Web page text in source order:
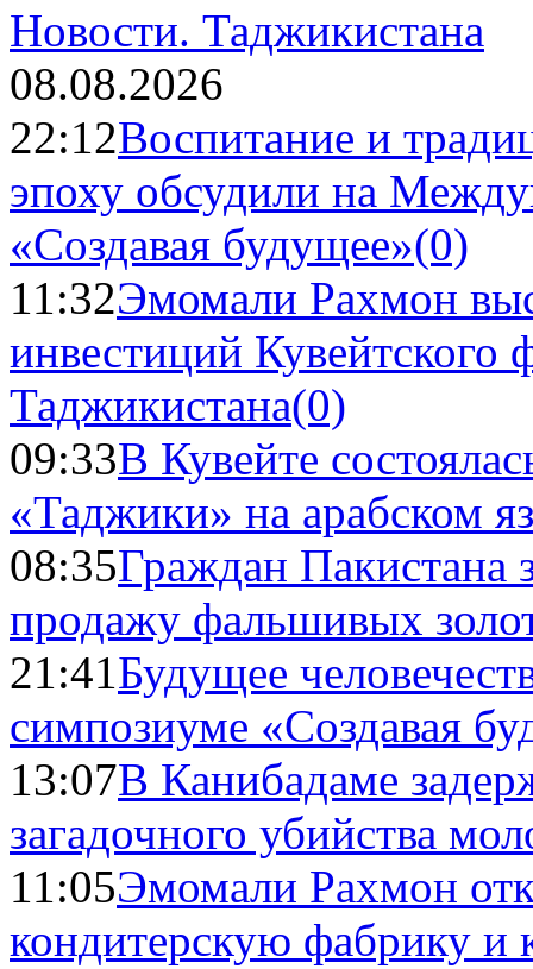
Новости. Таджикистана
08.08.2026
22:12Воспитание и
эпоху обсудили на
«Создавая будущее»(0)
11:32Эмомали Рахмон
инвестиций Кувейтского
Таджикистана(0)
09:33В Кувейте
«Таджики» на арабском
08:35Граждан Пакистана
продажу фальшивых
21:41Будущее
симпозиуме «Создавая
13:07В Канибадаме
загадочного убийства
11:05Эмомали Рахмон
кондитерскую фабрику и